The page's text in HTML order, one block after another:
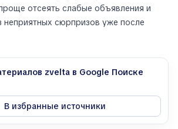
отсеять слабые объявления и
неприятных сюрпризов уже после
zvelta в Google Поиске
В избранные источники